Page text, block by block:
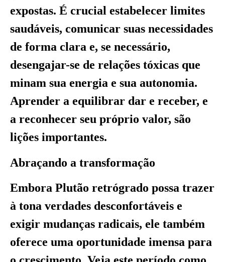
expostas. É crucial estabelecer limites
saudáveis, comunicar suas necessidades
de forma clara e, se necessário,
desengajar-se de relações tóxicas que
minam sua energia e sua autonomia.
Aprender a equilibrar dar e receber, e
a reconhecer seu próprio valor, são
lições importantes.
Abraçando a transformação
Embora Plutão retrógrado possa trazer
à tona verdades desconfortáveis e
exigir mudanças radicais, ele também
oferece uma oportunidade imensa para